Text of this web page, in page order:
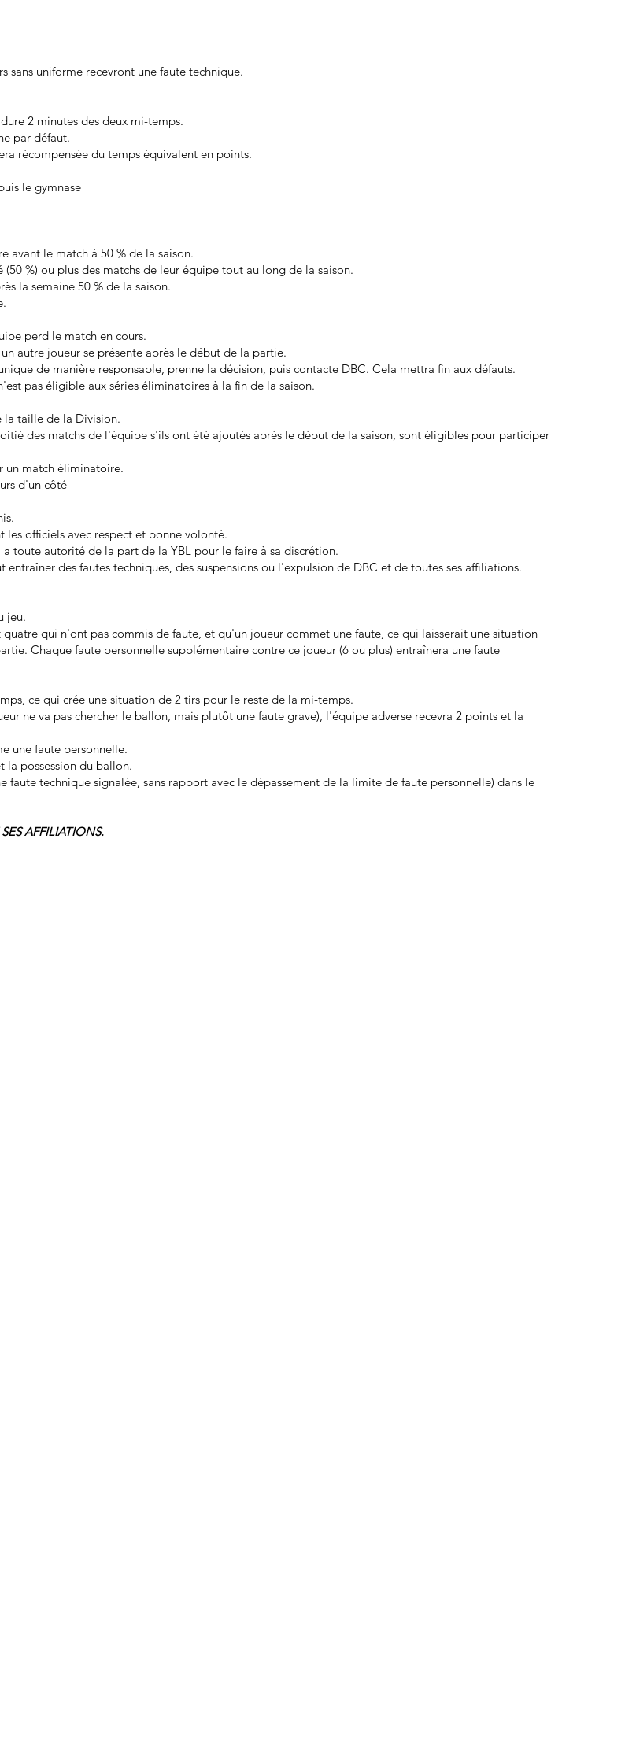
sans uniforme recevront une faute technique.
2 minutes des deux mi-temps.
par défaut.
récompensée du temps équivalent en points.
le gymnase
avant le match à 50 % de la saison.
%) ou plus des matchs de leur équipe tout au long de la saison.
la semaine 50 % de la saison.
perd le match en cours.
autre joueur se présente après le début de la partie.
de manière responsable, prenne la décision, puis contacte DBC. Cela mettra fin aux défauts.
pas éligible aux séries éliminatoires à la fin de la saison.
la taille de la Division.
des matchs de l'équipe s'ils ont été ajoutés après le début de la saison, sont éligibles pour participer
un match éliminatoire.
d'un côté
les officiels avec respect et bonne volonté.
toute autorité de la part de la YBL pour le faire à sa discrétion.
des fautes techniques, des suspensions ou l'expulsion de DBC et de toutes ses affiliations.
jeu.
qui n'ont pas commis de faute, et qu'un joueur commet une faute, ce qui laisserait une situation
Chaque faute personnelle supplémentaire contre ce joueur (6 ou plus) entraînera une faute
ce qui crée une situation de 2 tirs pour le reste de la mi-temps.
ne va pas chercher le ballon, mais plutôt une faute grave), l'équipe adverse recevra 2 points et la
une faute personnelle.
la possession du ballon.
faute technique signalée, sans rapport avec le dépassement de la limite de faute personnelle) dans le
AFFILIATIONS.